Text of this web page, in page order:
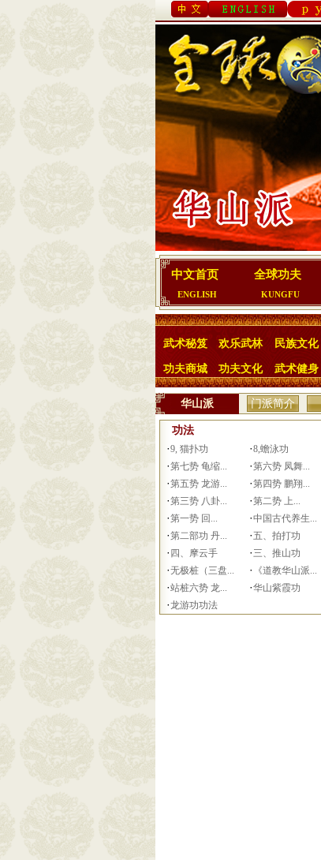
中文首页
ENGLISH
全球功夫
KUNGFU
武术秘笈 欢乐武林 民族文化
功夫商城 功夫文化 武术健身
华山派 门派简介
功法
·9, 猫扑功 ·8,蟾泳功
·第七势 龟缩... ·第六势 凤舞...
·第五势 龙游... ·第四势 鹏翔...
·第三势 八卦... ·第二势 上...
·第一势 回... ·中国古代养生...
·第二部功 丹... ·五、拍打功
· 四、摩云手 ·三、推山功
·无极桩（三盘... · 《道教华山派...
·站桩六势 龙... ·华山紫霞功
·龙游功功法